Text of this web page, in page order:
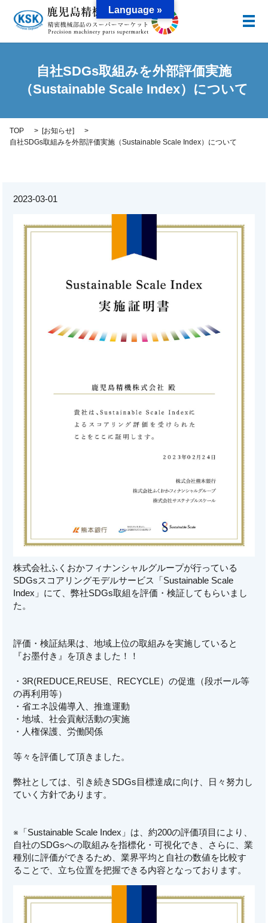
メ
自社SDGs取組みを外部評価実施
（Sustainable Scale Index）について
TOP [お知らせ]
自社SDGs取組みを外部評価実施（Sustainable Scale Index）について
2023-03-01
株式会社ふくおかフィナンシャルグループが行っている
SDGsスコアリングモデルサービス「Sustainable Scale
Index」にて、弊社SDGs取組を評価・検証してもらいまし
た。
評価・検証結果は、地域上位の取組みを実施していると
『お墨付き』を頂きました！！
・3R(REDUCE,REUSE、RECYCLE）の促進（段ボール等
の再利用等）
・省エネ設備導入、推進運動
・地域、社会貢献活動の実施
・人権保護、労働関係
等々を評価して頂きました。
弊社としては、引き続きSDGs目標達成に向け、日々努力し
ていく方針であります。
※「Sustainable Scale Index」は、約200の評価項目により、
自社のSDGsへの取組みを指標化・可視化でき、さらに、業
種別に評価ができるため、業界平均と自社の数値を比較す
ることで、立ち位置を把握できる内容となっております。
Language »